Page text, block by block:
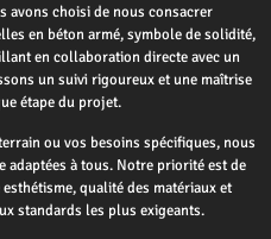
avons choisi de nous consacrer
en béton armé, symbole de solidité,
en collaboration directe avec un
un suivi rigoureux et une maîtrise
étape du projet.
ou vos besoins spécifiques, nous
adaptées à tous. Notre priorité est de
qualité des matériaux et
standards les plus exigeants.